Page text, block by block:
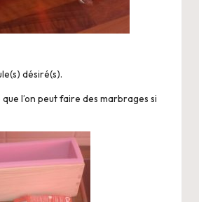
désiré(s).
l’on peut faire des marbrages si